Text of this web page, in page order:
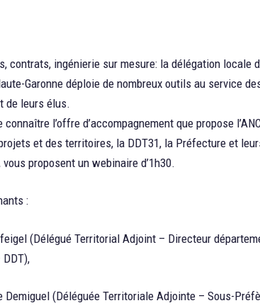
contrats, ingénierie sur mesure: la délégation locale
Garonne déploie de nombreux outils au service
de leurs élus.
l’offre d’accompagnement que propose
et des territoires, la DDT31, la Préfecture et
proposent un webinaire d’1h30.
:
(Délégué Territorial Adjoint – Directeur
Demiguel (Déléguée Territoriale Adjointe – Sous-